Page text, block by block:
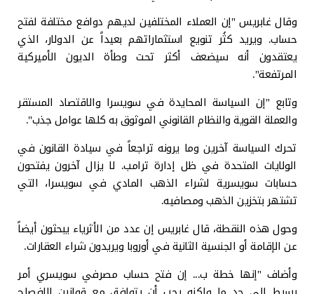
وقال غابريس "إن العملاء المختلفين لديهم دوافع مختلفة لفتح
حساب. ويريد كثُر تنويع استثماراتهم بعيداً عن الدولار، الذي
يعتقدون أنه سيضعف أكثر تحت وطأة الديون الأميركية
المرتفعة".
وتابع "إن السياسة المحايدة في سويسرا والاقتصاد المستقر
والعملة القوية والنظام القانوني الموثوق به كلها عوامل جذب".
تحرك السياسة آخرين وما يرونه تراجعاً في سيادة القانون في
الولايات المتحدة في ظل إدارة ترامب. لا يزال آخرون يفتحون
حسابات سويسرية لشراء الذهب المادي في سويسرا، التي
تشتهر بتخزين الذهب ومصافيه.
وحول هذه النقطة، قال غابريس إن عدد من الأثرياء يبحثون أيضاً
عن الإقامة أو الجنسية الثانية في أوروبا ويريدون شراء العقارات.
وأضاف "إنها خطة ب... إن فتح حساب مصرفي سويسري أمر